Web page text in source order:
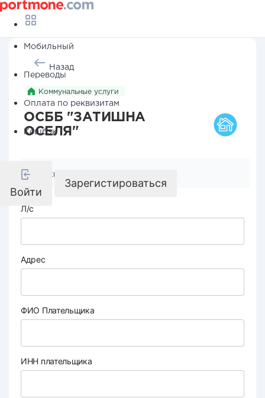
Мобильный
Переводы
Оплата по реквизитам
Кешбэк
Войти
Зарегистироваться
Назад
Коммунальные услуги
ОСББ "ЗАТИШНА
ОСЕЛЯ"
Реквизиты компании
Л/с
Адрес
ФИО Плательщика
ИНН плательщика